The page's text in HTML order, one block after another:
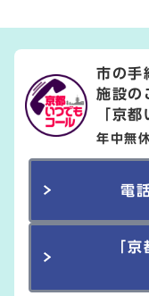
市の手
施設の
「京
年中無
電
「